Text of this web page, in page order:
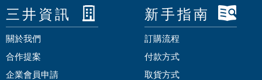
三井資訊
關於我們
合作提案
企業會員申請
新手指南
訂購流程
付款方式
取貨方式